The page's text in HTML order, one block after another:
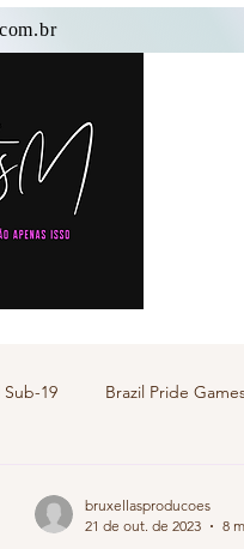
19 Brazil Pride
bruxellasproducoes
21 de out. de 2023
8